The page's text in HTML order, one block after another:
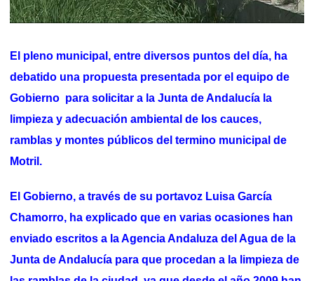
El pleno municipal, entre diversos puntos del día, ha
debatido una propuesta presentada por el equipo de
Gobierno para solicitar a la Junta de Andalucía la
limpieza y adecuación ambiental de los cauces,
ramblas y montes públicos del termino municipal de
Motril.
El Gobierno, a través de su portavoz Luisa García
Chamorro, ha explicado que en varias ocasiones han
enviado escritos a la Agencia Andaluza del Agua de la
Junta de Andalucía para que procedan a la limpieza de